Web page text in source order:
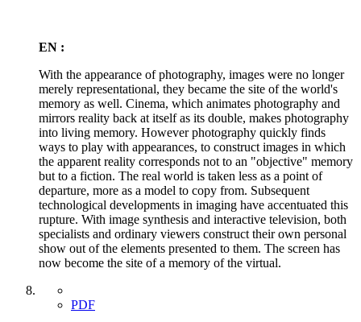
EN :
With the appearance of photography, images were no longer
merely representational, they became the site of the world's
memory as well. Cinema, which animates photography and
mirrors reality back at itself as its double, makes photography
into living memory. However photography quickly finds
ways to play with appearances, to construct images in which
the apparent reality corresponds not to an "objective" memory
but to a fiction. The real world is taken less as a point of
departure, more as a model to copy from. Subsequent
technological developments in imaging have accentuated this
rupture. With image synthesis and interactive television, both
specialists and ordinary viewers construct their own personal
show out of the elements presented to them. The screen has
now become the site of a memory of the virtual.
PDF